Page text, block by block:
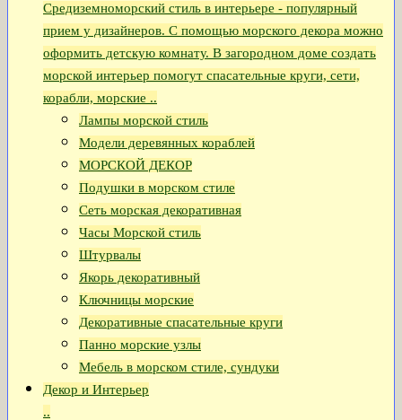
Средиземноморский стиль в интерьере - популярный
прием у дизайнеров. С помощью морского декора можно
оформить детскую комнату. В загородном доме создать
морской интерьер помогут спасательные круги, сети,
корабли, морские ..
Лампы морской стиль
Модели деревянных кораблей
МОРСКОЙ ДЕКОР
Подушки в морском стиле
Сеть морская декоративная
Часы Морской стиль
Штурвалы
Якорь декоративный
Ключницы морские
Декоративные спасательные круги
Панно морские узлы
Мебель в морском стиле, сундуки
Декор и Интерьер
..